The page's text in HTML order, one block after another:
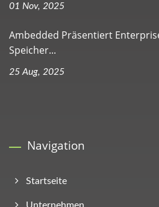
01 Nov, 2025
Ambedded Präsentiert
Speicher...
25 Aug, 2025
Navigation
Startseite
Unternehmen